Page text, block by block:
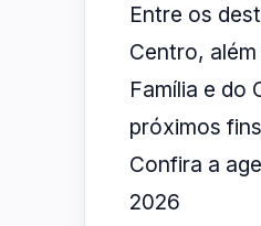
Entre os
Centro,
Família e do
próximos
Confira a
2026